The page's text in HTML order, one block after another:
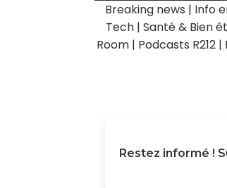
Breaking news | Info
Tech | Santé & Bien
Room | Podcasts R212 |
Restez informé !